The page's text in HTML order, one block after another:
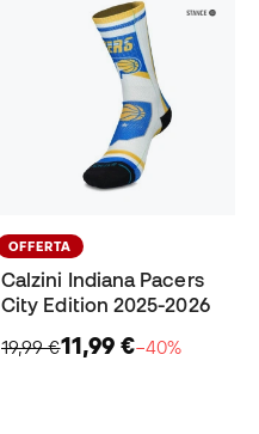
OFFERTA
Calzini Indiana Pacers
City Edition 2025-2026
19,99 €11,99 €−40%